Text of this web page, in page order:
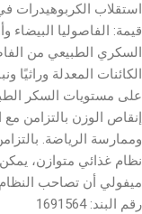
استقلاب الكربوهيدرات
قيمة: الفاصوليا
السكري الطبيعي من
على مستويات السكر
إنقاص الوزن بالتزامن مع
وممارسة الرياضة.
نظام غذائي متوازن،
ميفولي أن تصاحب
رقم البند: 1691564